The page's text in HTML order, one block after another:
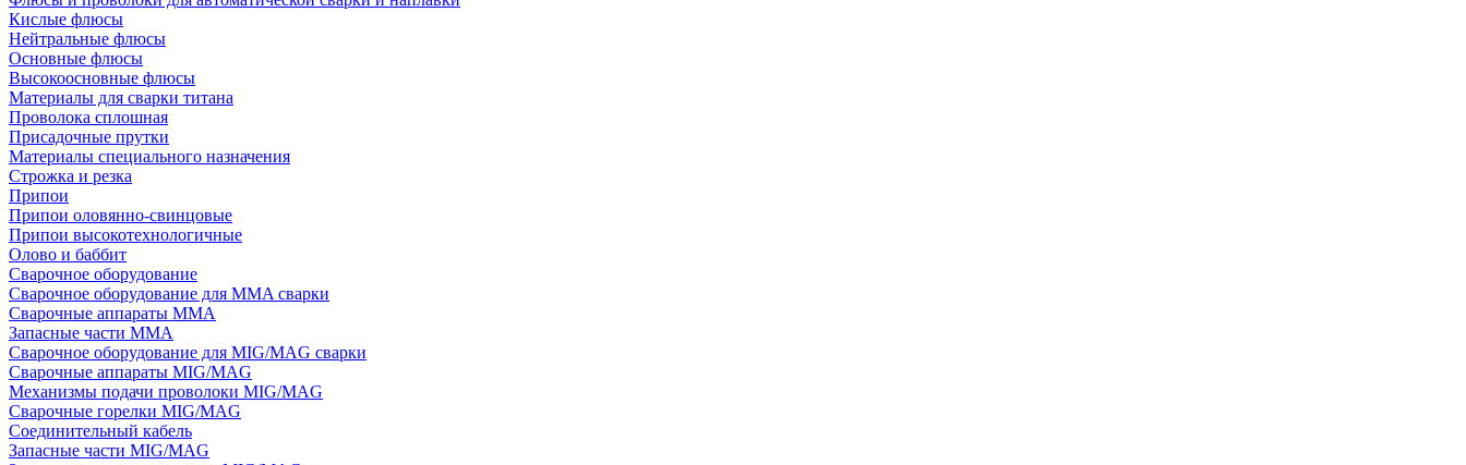
Кислые флюсы
Нейтральные флюсы
Основные флюсы
Высокоосновные флюсы
Материалы для сварки титана
Проволока сплошная
Присадочные прутки
Материалы специального назначения
Строжка и резка
Припои
Припои оловянно-свинцовые
Припои высокотехнологичные
Олово и баббит
Сварочное оборудование
Сварочное оборудование для MMA сварки
Сварочные аппараты MMA
Запасные части MMA
Сварочное оборудование для MIG/MAG сварки
Сварочные аппараты MIG/MAG
Механизмы подачи проволоки MIG/MAG
Сварочные горелки MIG/MAG
Соединительный кабель
Запасные части MIG/MAG